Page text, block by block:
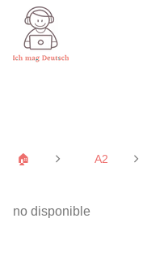
🏠 A2
no disponible